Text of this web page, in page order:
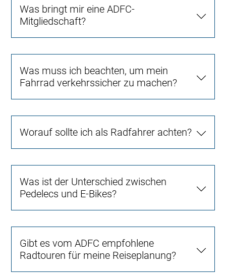
Was bringt mir eine ADFC-
Mitgliedschaft?
Was muss ich beachten, um mein
Fahrrad verkehrssicher zu machen?
Worauf sollte ich als Radfahrer achten?
Was ist der Unterschied zwischen
Pedelecs und E-Bikes?
Gibt es vom ADFC empfohlene
Radtouren für meine Reiseplanung?